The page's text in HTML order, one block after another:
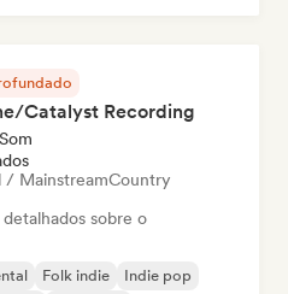
Catalyst Recording
/ MainstreamCountry
sobre o
Folk indie
Indie pop